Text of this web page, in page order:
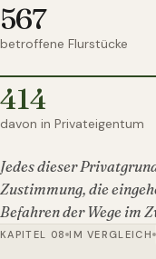
567
betroffene Flurstücke
414
davon in Privateigentum
Jedes dieser
Zustimmung, die
Befahren der Wege im
KAPITEL 08 IM VERGLEICH